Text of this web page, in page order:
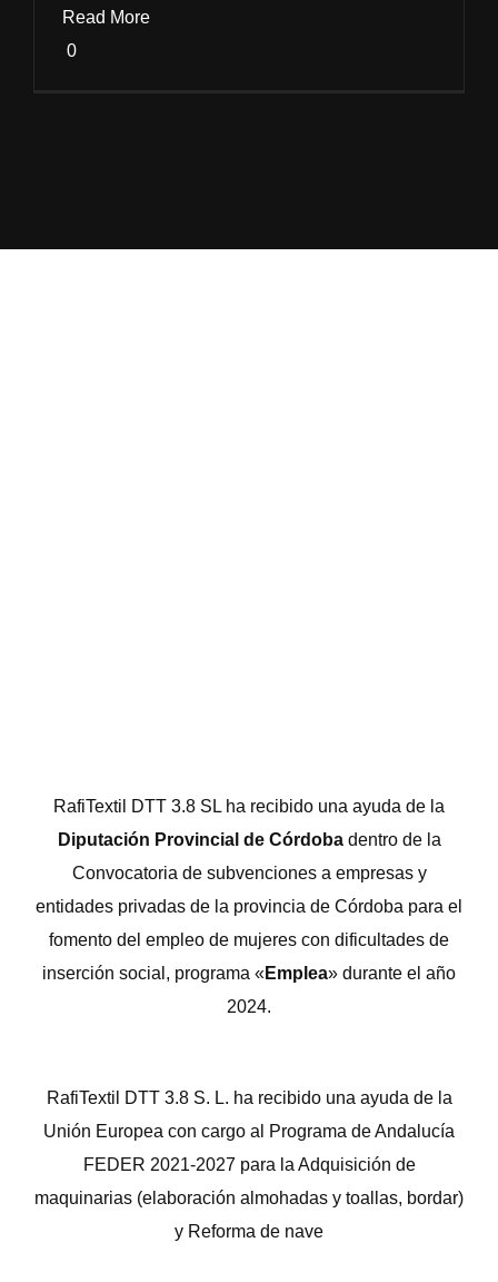
Read More
0
RafiTextil DTT 3.8 SL ha recibido una ayuda de la
Diputación Provincial de Córdobadentro de la
Convocatoria de subvenciones a empresas y
entidades privadas de la provincia de Córdoba para el
fomento del empleo de mujeres con dificultades de
inserción social, programa «Emplea» durante el año
2024.
RafiTextil DTT 3.8 S. L. ha recibido una ayuda de la
Unión Europea con cargo al Programa de Andalucía
FEDER 2021-2027 para la Adquisición de
maquinarias (elaboración almohadas y toallas, bordar)
y Reforma de nave